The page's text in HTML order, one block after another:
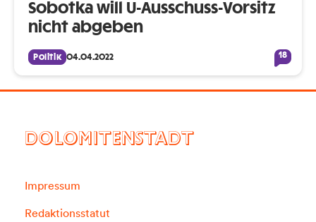
Sobotka will U-Ausschuss-Vorsitz
nicht abgeben
Politik 04.04.2022 18
DOLOMITENSTADT
Impressum
Redaktionsstatut